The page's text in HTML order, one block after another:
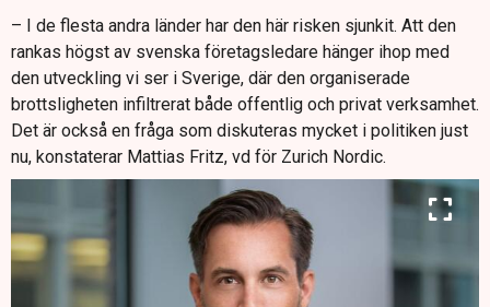
– I de flesta andra länder har den här risken sjunkit. Att den
rankas högst av svenska företagsledare hänger ihop med
den utveckling vi ser i Sverige, där den organiserade
brottsligheten infiltrerat både offentlig och privat verksamhet.
Det är också en fråga som diskuteras mycket i politiken just
nu, konstaterar Mattias Fritz, vd för Zurich Nordic.